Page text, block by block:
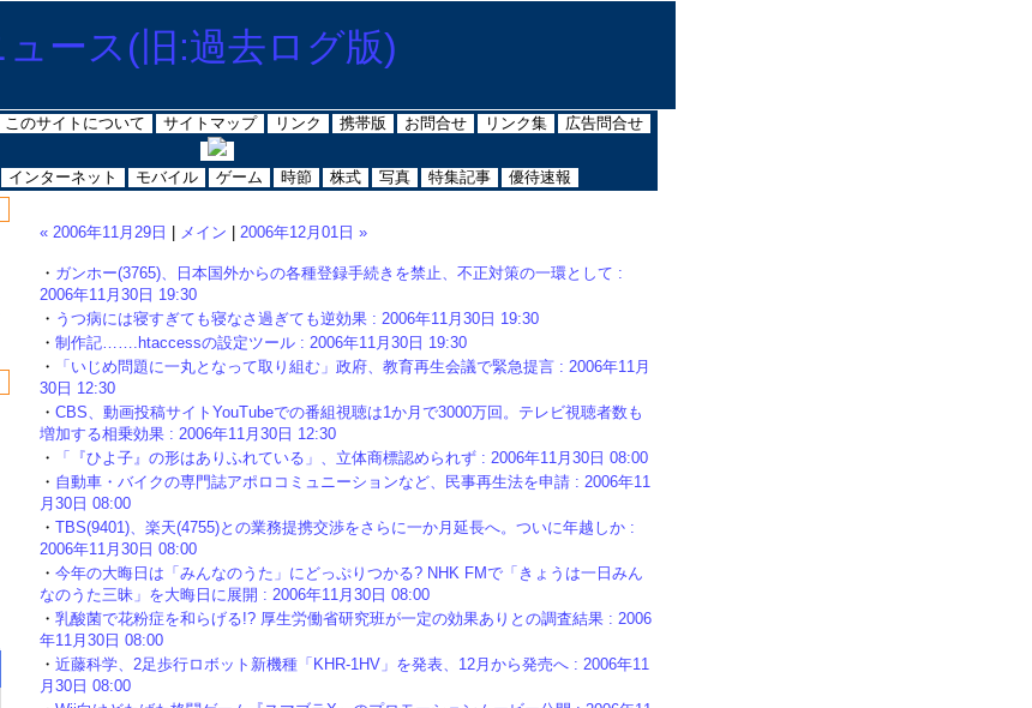
このサイトについて サイトマップ リンク 携帯版 お問合せ リンク集 広告問合せ
インターネット モバイル ゲーム 時節 株式 写真 特集記事 優待速報
« 2006年11月29日 メイン 2006年12月01日 »
・ ガンホー(3765)、日本国外からの各種登録手続きを禁止、不正対策の一環として :
2006年11月30日 19:30
・ うつ病には寝すぎても寝なさ過ぎても逆効果 : 2006年11月30日 19:30
・ 制作記…….htaccessの設定ツール : 2006年11月30日 19:30
・
「いじめ問題に一丸となって取り組む」政府、教育再生会議で緊急提言 : 2006年11月
30日 12:30
・ CBS、動画投稿サイトYouTubeでの番組視聴は1か月で3000万回。テレビ視聴者数も
増加する相乗効果 : 2006年11月30日 12:30
・
「『ひよ子』の形はありふれている」、立体商標認められず : 2006年11月30日 08:00
・ 自動車・バイクの専門誌アポロコミュニーションなど、民事再生法を申請 : 2006年11
月30日 08:00
・ TBS(9401)、楽天(4755)との業務提携交渉をさらに一か月延長へ。ついに年越しか :
2006年11月30日 08:00
・ 今年の大晦日は「みんなのうた」にどっぷりつかる? NHK FMで「きょうは一日みん
なのうた三昧」を大晦日に展開 : 2006年11月30日 08:00
・ 乳酸菌で花粉症を和らげる!? 厚生労働省研究班が一定の効果ありとの調査結果 : 2006
年11月30日 08:00
・ 近藤科学、2足歩行ロボット新機種「KHR-1HV」を発表、12月から発売へ : 2006年11
月30日 08:00